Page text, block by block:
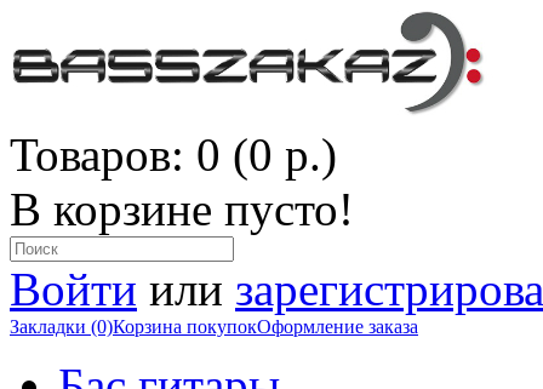
Товаров: 0 (0 р.)
В корзине пусто!
Войти или
Закладки (0)Корзина покупокОформление заказа